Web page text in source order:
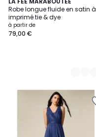
Robe longue fluide en satin à
imprimé tie & dye
à partir de
79,00 €
2
Couleurs